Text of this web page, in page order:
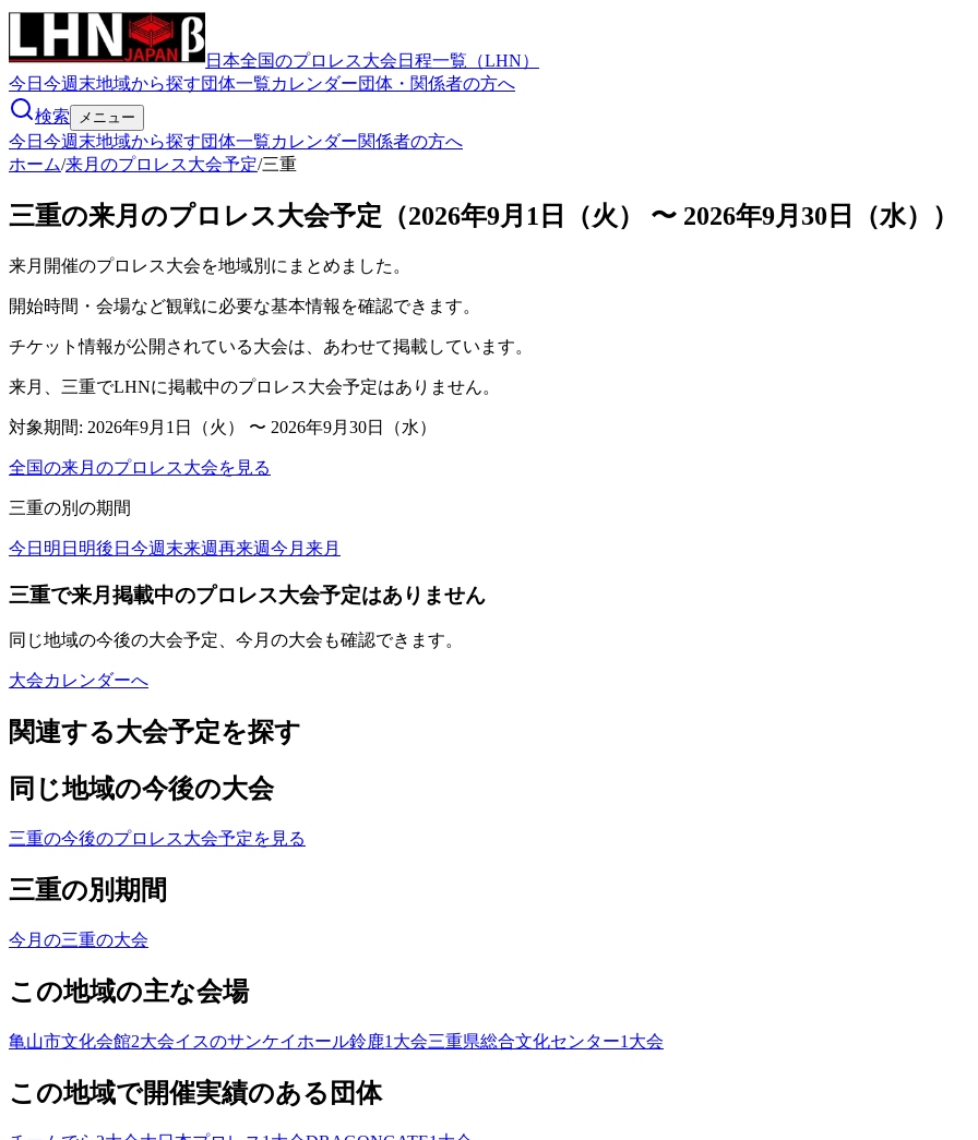
日本全国のプロレス大会日程一覧（LHN）
今日 今週末地域から探す団体一覧カレンダー団体・関係者の方へ
検索
メニュー
今日 今週末地域から探す団体一覧カレンダー関係者の方へ
ホーム/来月のプロレス大会予定/三重
三重の来月のプロレス大会予定（2026年9月1日（火） 〜 2026年9月30日（水））
来月開催のプロレス大会を地域別にまとめました。
開始時間・会場など観戦に必要な基本情報を確認できます。
チケット情報が公開されている大会は、あわせて掲載しています。
来月、三重でLHNに掲載中のプロレス大会予定はありません。
対象期間: 2026年9月1日（火） 〜 2026年9月30日（水）
全国の来月のプロレス大会を見る
三重の別の期間
今日 明日 明後日 今週末来週再来週今月 来月
三重で来月掲載中のプロレス大会予定はありません
同じ地域の今後の大会予定、今月の大会も確認できます。
大会カレンダーへ
関連する大会予定を探す
同じ地域の今後の大会
三重の今後のプロレス大会予定を見る
三重の別期間
今月の三重の大会
この地域の主な会場
亀山市文化会館2大会イスのサンケイホール鈴鹿1 大会三重県総合文化センター1 大会
この地域で開催実績のある団体